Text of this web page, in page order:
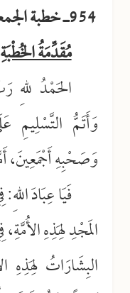
954ـ خطبة الجمعة: يوم المولد يوم مولد المجد
مُقَدِّمَةُ
الحَمْدُ للهِ
وَأَتَمُّ التَّسْلِيمِ
وَصَحْبِهِ أَجْمَعِينَ،
فَيَا عِبَادَ
المَجْدِ لِهَذِهِ
البِشَارَاتُ لِهَذِهِ